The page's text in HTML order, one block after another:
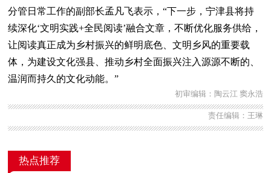
分管日常工作的副部长孟凡飞表示，“下一步，宁津县将持
续深化‘文明实践+全民阅读’融合文章，不断优化服务供给，
让阅读真正成为乡村振兴的鲜明底色、文明乡风的重要载
体，为建设文化强县、推动乡村全面振兴注入源源不断的、
温润而持久的文化动能。”
初审编辑：陶云江 窦永浩
责任编辑：王琳
热点推荐